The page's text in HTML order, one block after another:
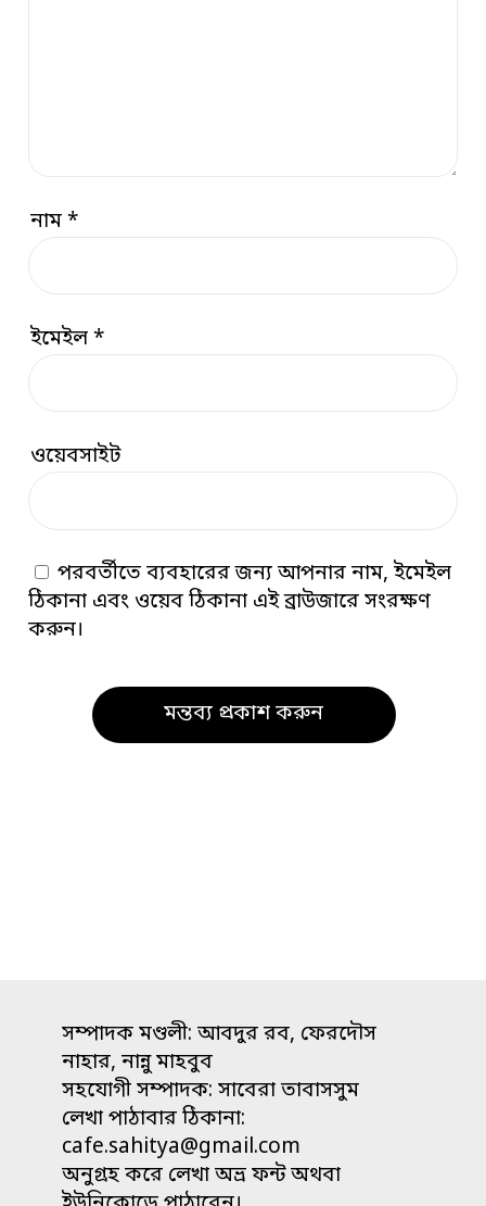
নাম*
ইমেইল*
ওয়েবসাইট
পরবর্তীতে ব্যবহারের জন্য আপনার নাম, ইমেইল
ঠিকানা এবং ওয়েব ঠিকানা এই ব্রাউজারে সংরক্ষণ
করুন।
সম্পাদক মণ্ডলী: আবদুর রব, ফেরদৌস
নাহার, নান্নু মাহবুব
সহযোগী সম্পাদক: সাবেরা তাবাসসুম
লেখা পাঠাবার ঠিকানা:
cafe.sahitya@gmail.com
অনুগ্রহ করে লেখা অভ্র ফন্ট অথবা